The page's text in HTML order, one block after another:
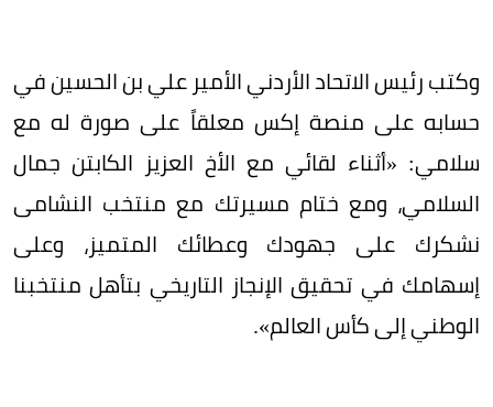
وكتب رئيس الاتحاد الأردني الأمير علي بن الحسين في
حسابه على منصة إكس معلقاً على صورة له مع
سلامي: «أثناء لقائي مع الأخ العزيز الكابتن جمال
السلامي، ومع ختام مسيرتك مع منتخب النشامى
نشكرك على جهودك وعطائك المتميز، وعلى
إسهامك في تحقيق الإنجاز التاريخي بتأهل منتخبنا
الوطني إلى كأس العالم».